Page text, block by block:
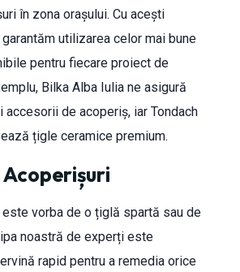
în zona orașului. Cu acești
utilizarea celor mai bune
pentru fiecare proiect de
Bilka Alba Iulia ne asigură
de acoperiș, iar Tondach
țigle ceramice premium.
este vorba de o țiglă spartă sau de
noastră de experți este
rapid pentru a remedia orice